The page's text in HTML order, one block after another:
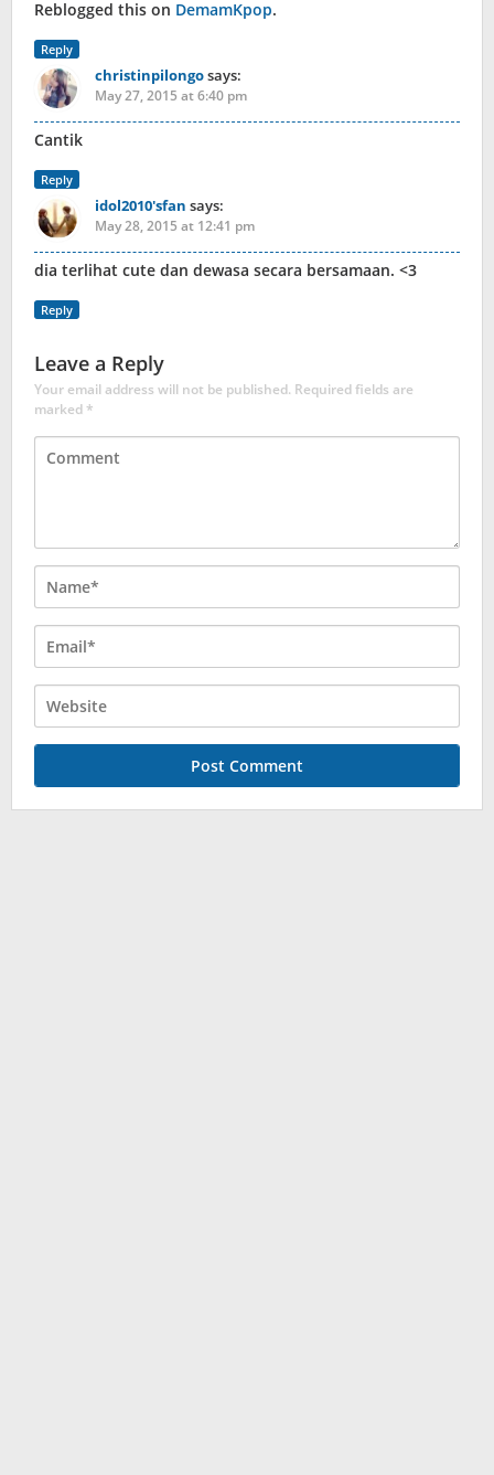
Reblogged this on DemamKpop.
Reply
christinpilongosays:
May 27, 2015 at 6:40 pm
Cantik
Reply
idol2010'sfan says:
May 28, 2015 at 12:41 pm
dia terlihat cute dan dewasa secara bersamaan. <3
Reply
Leave a Reply
Your email address will not be published. Required fields are
marked*